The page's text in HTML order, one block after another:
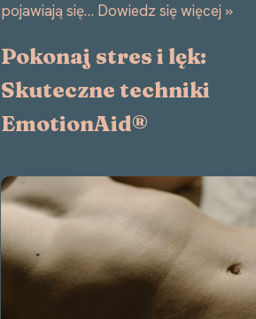
pojawiają się… Dowiedz się więcej »
Pokonaj stres i lęk:
Skuteczne techniki
EmotionAid®